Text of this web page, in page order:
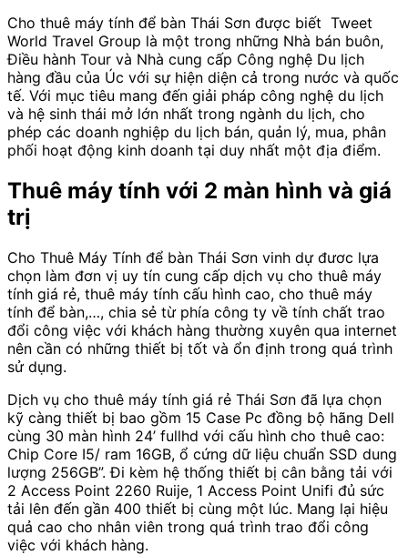
Cho thuê máy tính để bàn Thái Sơn được biết Tweet
World Travel Group là một trong những Nhà bán buôn,
Điều hành Tour và Nhà cung cấp Công nghệ Du lịch
hàng đầu của Úc với sự hiện diện cả trong nước và quốc
tế. Với mục tiêu mang đến giải pháp công nghệ du lịch
và hệ sinh thái mở lớn nhất trong ngành du lịch, cho
phép các doanh nghiệp du lịch bán, quản lý, mua, phân
phối hoạt động kinh doanh tại duy nhất một địa điểm.
Thuê máy tính với 2 màn hình và giá
trị
Cho Thuê Máy Tính để bàn Thái Sơn vinh dự đươc lựa
chọn làm đơn vị uy tín cung cấp dịch vụ cho thuê máy
tính giá rẻ, thuê máy tính cấu hình cao, cho thuê máy
tính để bàn,…, chia sẻ từ phía công ty về tính chất trao
đổi công việc với khách hàng thường xuyên qua internet
nên cần có những thiết bị tốt và ổn định trong quá trình
sử dụng.
Dịch vụ cho thuê máy tính giá rẻ Thái Sơn đã lựa chọn
kỹ càng thiết bị bao gồm 15 Case Pc đồng bộ hãng Dell
cùng 30 màn hình 24’ fullhd với cấu hình cho thuê cao:
Chip Core I5/ ram 16GB, ổ cứng dữ liệu chuẩn SSD dung
lượng 256GB”. Đi kèm hệ thống thiết bị cân bằng tải với
2 Access Point 2260 Ruije, 1 Access Point Unifi đủ sức
tải lên đến gần 400 thiết bị cùng một lúc. Mang lại hiệu
quả cao cho nhân viên trong quá trình trao đổi công
việc với khách hàng.